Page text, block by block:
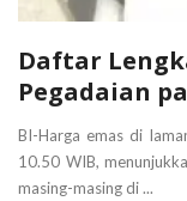
Daftar
Pegadaian
BI-Harga emas di
10.50 WIB,
masing-masing di ...